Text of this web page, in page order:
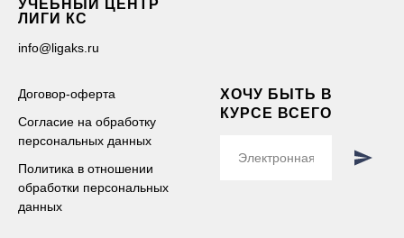
УЧЕБНЫЙ ЦЕНТР
ЛИГИ КС
info@ligaks.ru
Договор-оферта
Согласие на обработку
персональных данных
Политика в отношении
обработки персональных
данных
ХОЧУ БЫТЬ В
КУРСЕ ВСЕГО